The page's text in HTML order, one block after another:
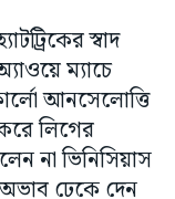
স্বাদ
ম্যাচে
আনসেলোত্তি
লিগের
না ভিনিসিয়াস
অভাব ঢেকে দেন